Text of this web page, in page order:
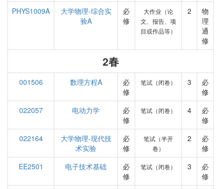
PHYS1009A
大学物理-综合实
验A
必
修
大作业（论
文、报告、项
目或作品等）
2
物
理
通
修
2春
001506 数理方程A
必
修
笔试（闭卷） 3
必
修
022057
电动力学
必
修
笔试（闭卷） 4
必
修
022164
大学物理-现代技
术实验
必
修
笔试（半开
卷）
2
必
修
EE2501
电子技术基础
必
修
笔试（闭卷） 3
必
修